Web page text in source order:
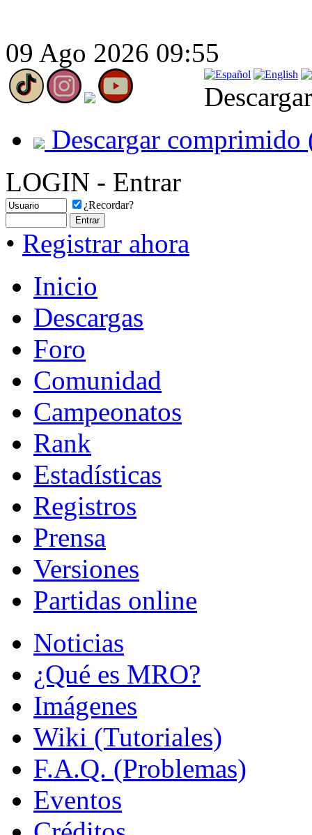
09 Ago 2026 09:55
Descargar comprimido
LOGIN - Entrar
¿Recordar?
• Registrar ahora
Inicio
Descargas
Foro
Comunidad
Campeonatos
Rank
Estadísticas
Registros
Prensa
Versiones
Partidas online
Noticias
¿Qué es MRO?
Imágenes
Wiki (Tutoriales)
F.A.Q. (Problemas)
Eventos